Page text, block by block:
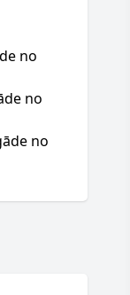
no
no
no